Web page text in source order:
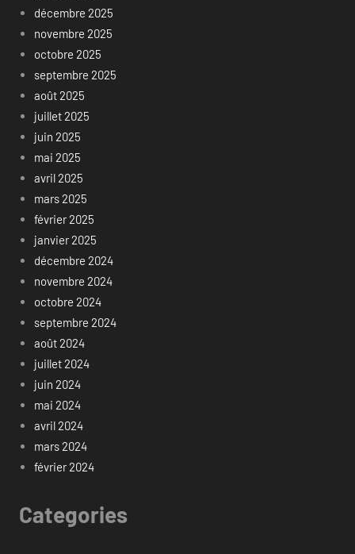
décembre 2025
novembre 2025
octobre 2025
septembre 2025
août 2025
juillet 2025
juin 2025
mai 2025
avril 2025
mars 2025
février 2025
janvier 2025
décembre 2024
novembre 2024
octobre 2024
septembre 2024
août 2024
juillet 2024
juin 2024
mai 2024
avril 2024
mars 2024
février 2024
Categories